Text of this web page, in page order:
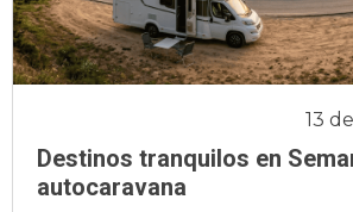
Destinos tranquilos en
autocaravana
13